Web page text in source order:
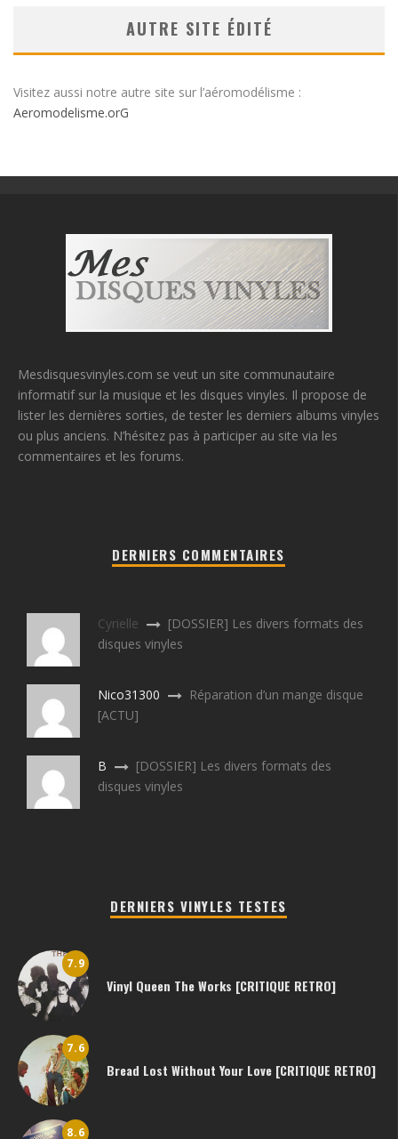
AUTRE SITE ÉDITÉ
Visitez aussi notre autre site sur l’aéromodélisme :
Aeromodelisme.orG
Mesdisquesvinyles.com se veut un site communautaire
informatif sur la musique et les disques vinyles. Il propose de
lister les dernières sorties, de tester les derniers albums vinyles
ou plus anciens. N’hésitez pas à participer au site via les
commentaires et les forums.
DERNIERS COMMENTAIRES
Cyrielle
[DOSSIER] Les divers formats des
disques vinyles
Nico31300
Réparation d’un mange disque
[ACTU]
B
[DOSSIER] Les divers formats des
disques vinyles
DERNIERS VINYLES TESTES
7.9
Vinyl Queen The Works [CRITIQUE RETRO]
7.6
Bread Lost Without Your Love [CRITIQUE RETRO]
8.6